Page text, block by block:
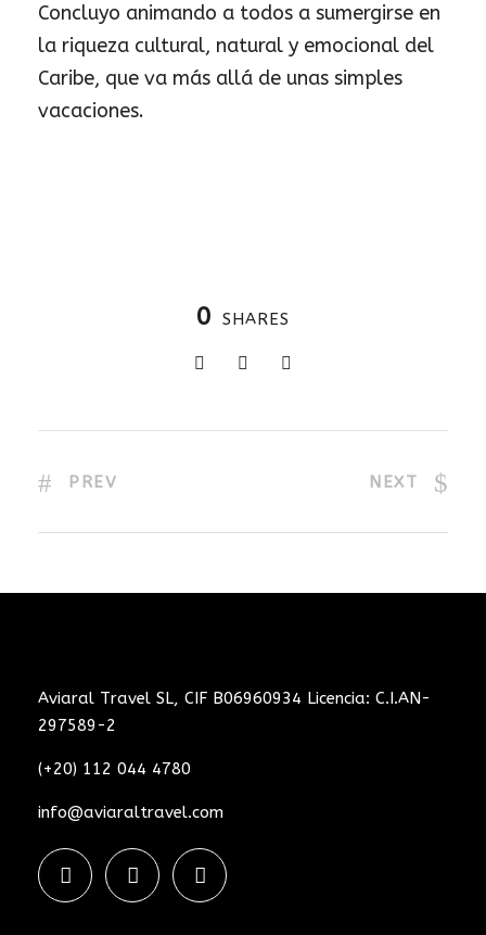
Concluyo animando a todos a sumergirse en
la riqueza cultural, natural y emocional del
Caribe, que va más allá de unas simples
vacaciones.
0 SHARES
PREV NEXT
Aviaral Travel SL, CIF B06960934 Licencia: C.I.AN-
297589-2
(+20) 112 044 4780
info@aviaraltravel.com